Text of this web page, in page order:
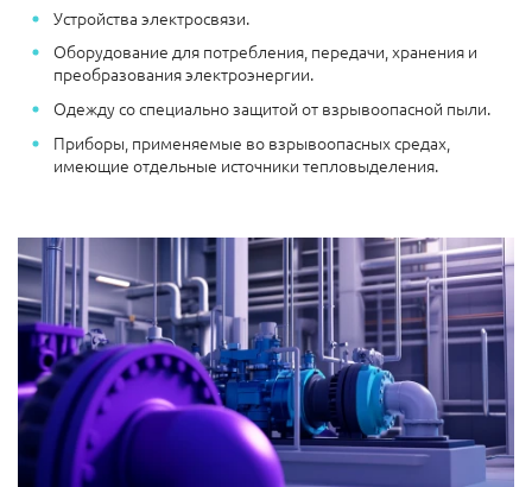
Устройства электросвязи.
Оборудование для потребления, передачи, хранения и
преобразования электроэнергии.
Одежду со специально защитой от взрывоопасной пыли.
Приборы, применяемые во взрывоопасных средах,
имеющие отдельные источники тепловыделения.